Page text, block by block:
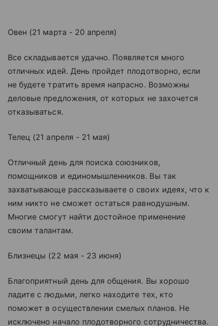
Овен (21 марта - 20 апреля)
Все складывается удачно. Появляется много
отличных идей. День пройдет плодотворно, если
не будете тратить время напрасно. Возможны
деловые предложения, от которых не захочется
отказываться.
Телец (21 апреля - 21 мая)
Отличный день для поиска союзников,
помощников и единомышленников. Вы так
захватывающе рассказываете о своих идеях, что к
ним никто не сможет остаться равнодушным.
Многие смогут найти достойное применение
своим талантам.
Близнецы (22 мая - 23 июня)
Благоприятный день для общения. Вы хорошо
ладите с людьми, легко находите тех, кто
поможет в осуществлении смелых планов. Не
исключено начало плодотворного сотрудничества.